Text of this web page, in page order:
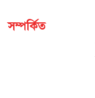
সম্পর্কিত